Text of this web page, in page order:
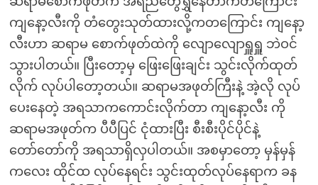
ကျနော့လီးကို တံတွေးသုတ်ထားလို့ကတကြောင်း ကျနော့
လီးဟာ ဆရာမ စောက်ဖုတ်ထဲကို လျောလျောရှူရှူ ဘဲဝင်
သွားပါတယ်။ ပြီးတော့မှ ဖြေးဖြေးချင်း သွင်းလိုက်ထုတ်
လိုက် လုပ်ပါတော့တယ်။ ဆရာမအဖုတ်ကြီးနဲ့ အဲ့လို လုပ်
ပေးနေတဲ့ အရသာကကောင်းလိုက်တာ ကျနော့လီး ကို
ဆရာမအဖုတ်က ပီပီပြင် ငုံထားပြီး စီးစီးပိုင်ပိုင်နဲ့
တော်တော်ကို အရသာရှိလှပါတယ်။ အစမှာတော့ မှန်မှန်
ကလေး ထိုင်ထ လုပ်နေရင်း သွင်းထုတ်လုပ်နေရာက ခန